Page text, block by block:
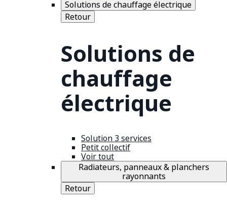
Solutions de chauffage électrique
Retour
Solutions de
chauffage
électrique
Solution 3 services
Petit collectif
Voir tout
Radiateurs, panneaux & planchers
rayonnants
Retour